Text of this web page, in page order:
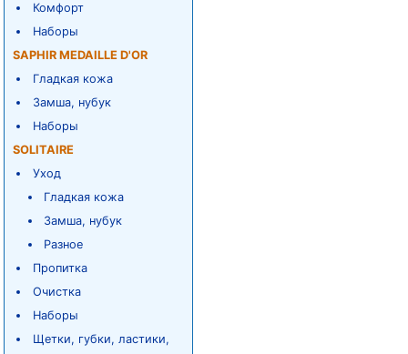
Комфорт
Наборы
SAPHIR MEDAILLE D'OR
Гладкая кожа
Замша, нубук
Наборы
SOLITAIRE
Уход
Гладкая кожа
Замша, нубук
Разное
Пропитка
Очистка
Наборы
Щетки, губки, ластики,